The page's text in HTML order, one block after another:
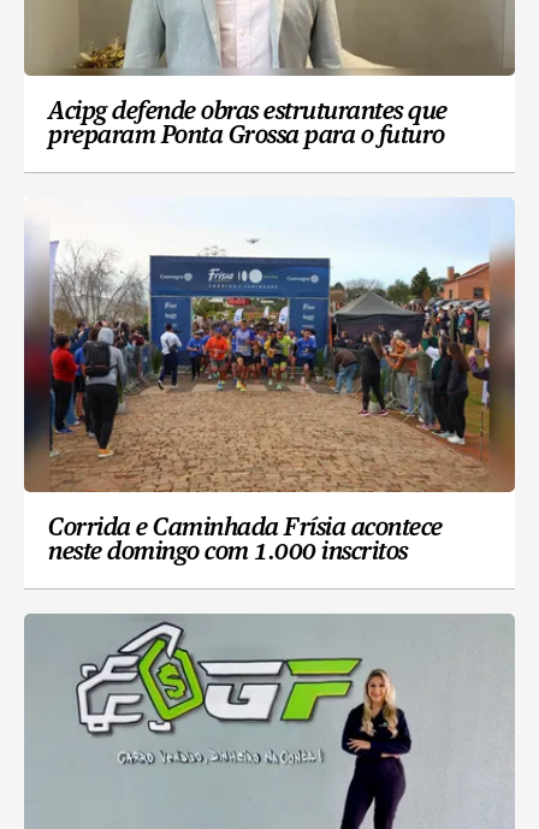
Acipg defende obras estruturantes que
preparam Ponta Grossa para o futuro
Corrida e Caminhada Frísia acontece
neste domingo com 1.000 inscritos